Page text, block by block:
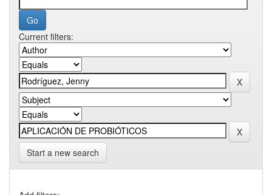
Current filters:
Start a new search